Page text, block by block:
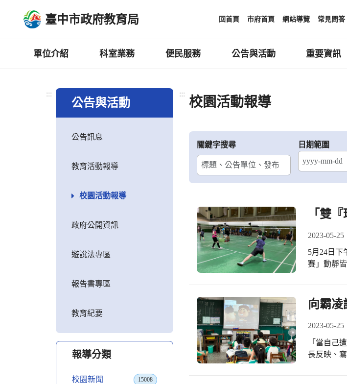
臺中市政府教育局 回首頁 市府首頁 網站導覽 常見問答
單位介紹 科室業務 便民服務 公告與活動 重要資訊
:::
公告與活動
公告訊息
教育活動報導
校園活動報導
政府公開資訊
遊說法專區
報告書專區
教育紀要
報導分類
校園新聞 15008
:::
校園活動報導
關鍵字搜尋
日期範圍
結束日期
「雙
2023-05-25
5月24日下
賽」動靜
煎包隊、
賽！一年
員工認真
家製作星
滿滿的幸
向霸
2023-05-25
「當自己
長反映、